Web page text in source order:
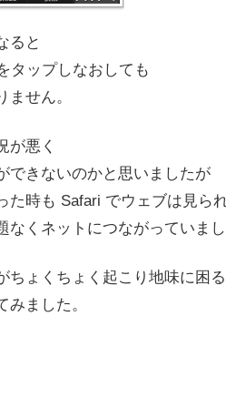
ると
タップしなおしても
ません。
が悪く
できないのかと思いましたが
た時も Safari でウェブは見ら
なくネットにつながっていまし
ちょくちょく起こり地味に困
みました。